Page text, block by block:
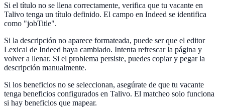
Si el título no se llena correctamente, verifica que tu vacante en
Talivo tenga un título definido. El campo en Indeed se identifica
como "jobTitle".
Si la descripción no aparece formateada, puede ser que el editor
Lexical de Indeed haya cambiado. Intenta refrescar la página y
volver a llenar. Si el problema persiste, puedes copiar y pegar la
descripción manualmente.
Si los beneficios no se seleccionan, asegúrate de que tu vacante
tenga beneficios configurados en Talivo. El matcheo solo funciona
si hay beneficios que mapear.